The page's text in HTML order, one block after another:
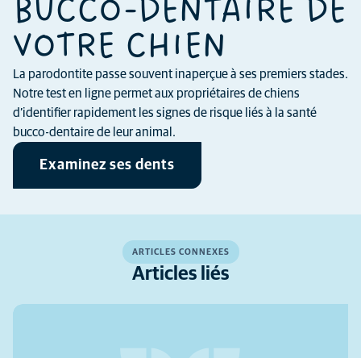
BUCCO-DENTAIRE DE
VOTRE CHIEN
La parodontite passe souvent inaperçue à ses premiers stades.
Notre test en ligne permet aux propriétaires de chiens
d’identifier rapidement les signes de risque liés à la santé
bucco-dentaire de leur animal.
Examinez ses dents
ARTICLES CONNEXES
Articles liés